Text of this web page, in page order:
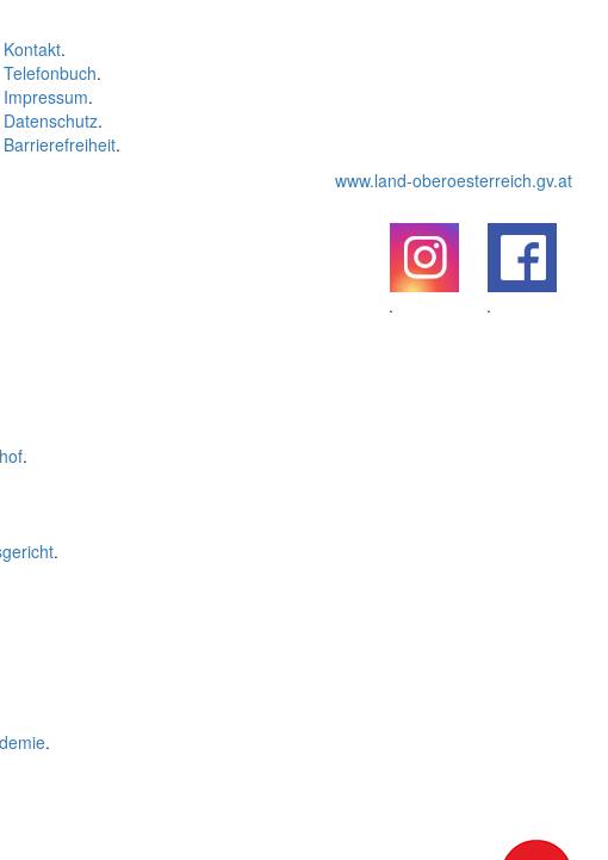
Kontakt.
Telefonbuch.
Impressum.
Datenschutz.
Barrierefreiheit.
www.land-oberoesterreich.gv.at
.
.
.
.
.